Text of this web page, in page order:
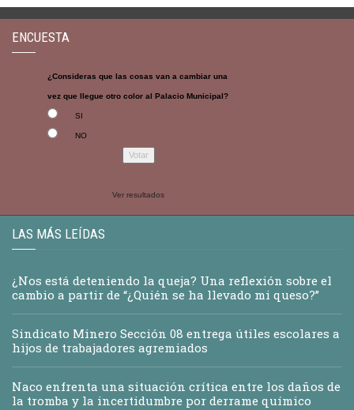
ENCUESTA
¿Consideras que las cosas van a cambiar una
vez que llegue otro color al Palacio Municipal?
SI
NO
Ver resultados
LAS MÁS LEÍDAS
¿Nos está deteniendo la queja? Una reflexión sobre el
cambio a partir de “¿Quién se ha llevado mi queso?”
Sindicato Minero Sección 08 entrega útiles escolares a
hijos de trabajadores agremiados
Naco enfrenta una situación crítica entre los daños de
la tromba y la incertidumbre por derrame químico